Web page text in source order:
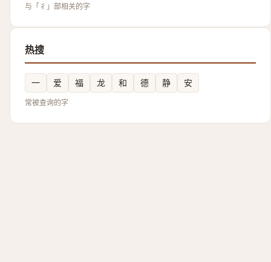
与「彳」部相关的字
热搜
一 爱 福 龙 和 德 静 安
常被查询的字